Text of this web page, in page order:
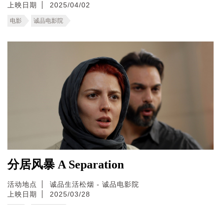
上映日期
2025/04/02
电影 诚品电影院
分居风暴 A Separation
活动地点
诚品生活松烟 - 诚品电影院
上映日期
2025/03/28